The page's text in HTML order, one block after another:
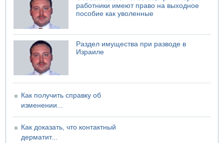
04.08.2026 18:17
75-летний мужчина получил тяжелые ножевые ранения
в результате нападения на улице Левински в Тель-
Авиве
работники имеют право на выходное
пособие как уволенные
Раздел имущества при разводе в
Израиле
Как получить справку об
изменении...
Как доказать, что контактный
дерматит...